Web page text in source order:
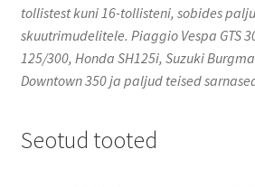
tollistest kuni 16-tollisteni, sobides
skuutrimudelitele.​ Piaggio Vespa GTS
125/300, Honda SH125i, Suzuki
Downtown 350 ja paljud teised
Seotud tooted